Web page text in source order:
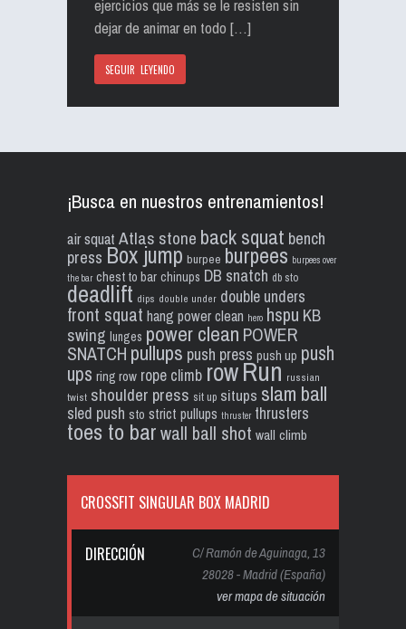
ejercicios que más se le resisten sin
dejar de animar en todo […]
SEGUIR LEYENDO
¡Busca en nuestros entrenamientos!
air squat Atlas stone back squat bench
press Box jump burpee burpees burpees over
the bar chest to bar chinups DB snatch db sto
deadlift dips double under double unders
front squat hang power clean hero hspu KB
swing lunges power clean POWER
SNATCH pullups push press push up push
ups ring row rope climb rowRun russian
twist shoulder press sit up situps slam ball
sled push sto strict pullups thruster thrusters
toes to barwall ball shot wall climb
CROSSFIT SINGULAR BOX MADRID
DIRECCIÓN
C/ Ramón de Aguinaga, 13
28028 - Madrid (España)
ver mapa de situación